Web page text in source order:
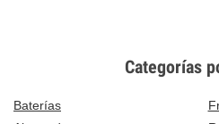
Categorías
Baterías